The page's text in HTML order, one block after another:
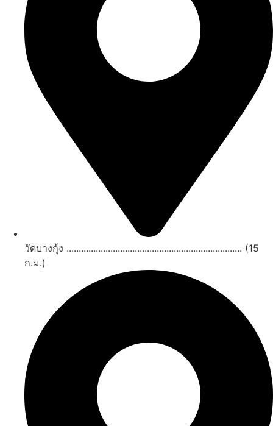
วัดบางกุ้ง ........................................................................ (15
ก.ม.)